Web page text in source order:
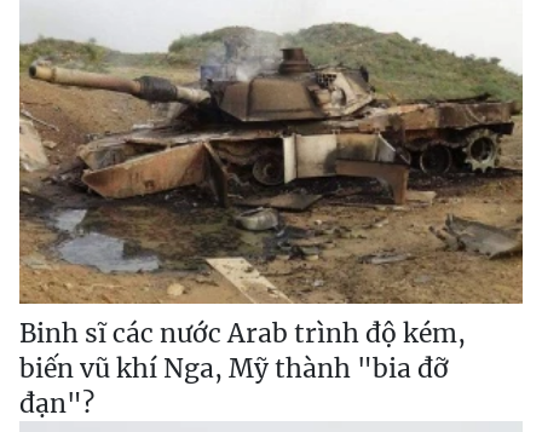
Binh sĩ các nước Arab trình độ kém,
biến vũ khí Nga, Mỹ thành "bia đỡ
đạn"?